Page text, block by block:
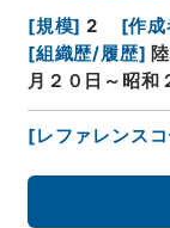
[規模] 2 [作
[組織歴/履歴]
月２０日～昭和
[レファレンス